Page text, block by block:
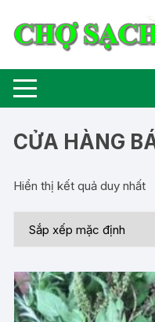
CỬA HÀNG
Hiển thị kết quả duy nhất